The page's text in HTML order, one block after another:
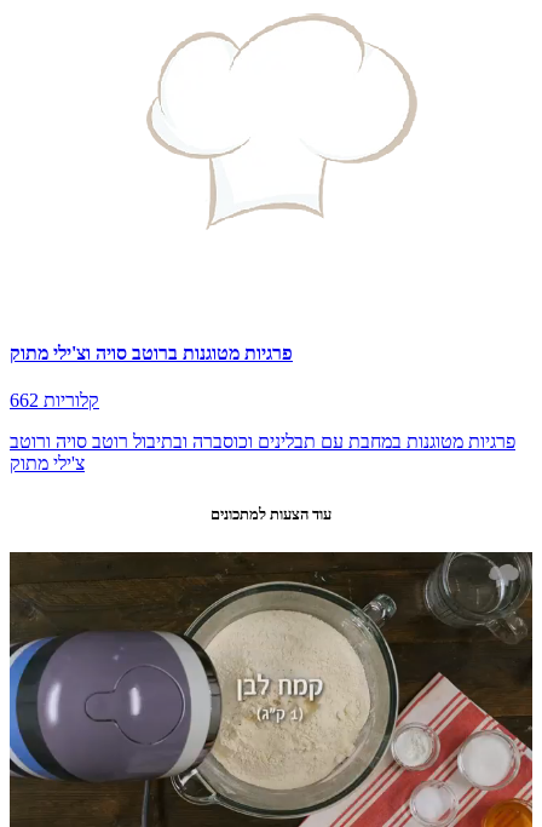
פרגיות מטוגנות ברוטב סויה וצ'ילי מתוק
662 קלוריות
פרגיות מטוגנות במחבת עם תבלינים וכוסברה ובתיבול רוטב סויה ורוטב
צ'ילי מתוק
עוד הצעות למתכונים